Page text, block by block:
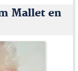
Mallet en